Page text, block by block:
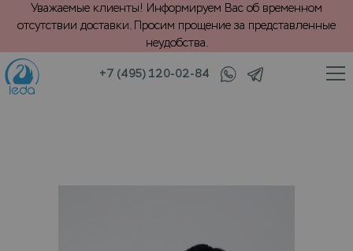
Уважаемые клиенты! Информируем Вас об временном
отсутствии доставки. Просим прощение за представленные
неудобства.
+7 (495) 120-02-84